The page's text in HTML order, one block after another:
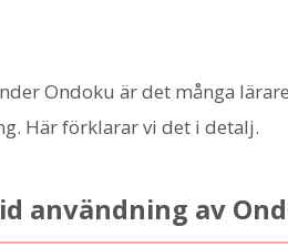
Ondoku är det många
Här förklarar vi det i detalj.
användning av